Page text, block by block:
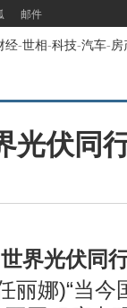
邮件
经-世相-科技-汽车-房
光伏同
界光伏同
娜)“当今